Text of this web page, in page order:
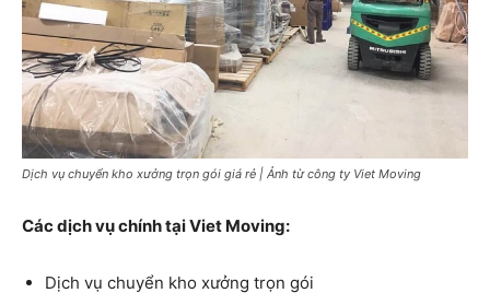
Dịch vụ chuyển kho xưởng trọn gói giá rẻ | Ảnh từ công ty Viet Moving
Các dịch vụ chính tại Viet Moving:
Dịch vụ chuyển kho xưởng trọn gói